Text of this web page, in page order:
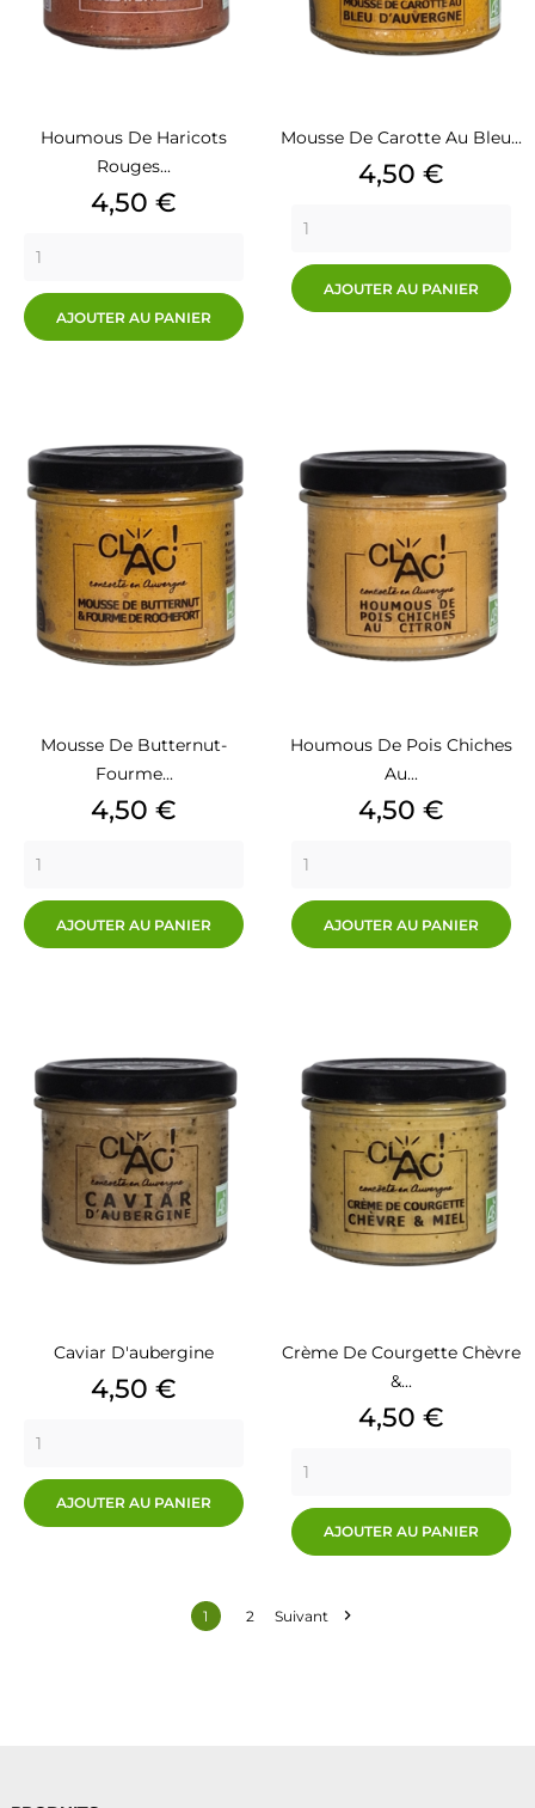
Houmous De Haricots
Rouges...
Prix
4,50 €
AJOUTER AU PANIER
Mousse De Carotte Au Bleu...
Prix
4,50 €
AJOUTER AU PANIER
Mousse De Butternut-
Fourme...
Prix
4,50 €
AJOUTER AU PANIER
Houmous De Pois Chiches
Au...
Prix
4,50 €
AJOUTER AU PANIER
Caviar D'aubergine
Prix
4,50 €
AJOUTER AU PANIER
Crème De Courgette Chèvre
&...
Prix
4,50 €
AJOUTER AU PANIER
1 2 Suivant 